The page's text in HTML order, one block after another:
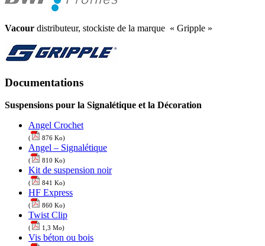
Vacour distributeur, stockiste de la marque « Gripple »
Documentations
Suspensions pour la Signalétique et la Décoration
Angel Crochet
( 876 Ko)
Angel – Signalétique
( 810 Ko)
Kit de suspension noir
( 841 Ko)
HF Express
( 860 Ko)
Twist Clip
( 1,3 Mo)
Vis béton ou bois